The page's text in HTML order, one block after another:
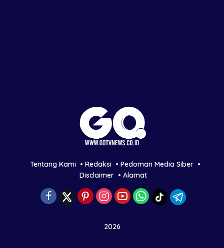
Tentang Kami Redaksi
Pedoman Media Siber
Disclaimer
Alamat
2026